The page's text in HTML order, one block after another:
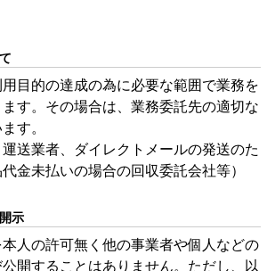
目的の達成の為に必要な範囲で業務を
す。その場合は、業務委託先の適切な
す。
運送業者、ダイレクトメールの発送のた
金未払いの場合の回収委託会社等）
示
人の許可無く他の事業者や個人などの
開することはありません。ただし、以